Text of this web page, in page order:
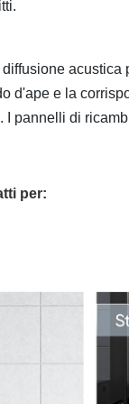
d'ape e la
pannelli di
per: